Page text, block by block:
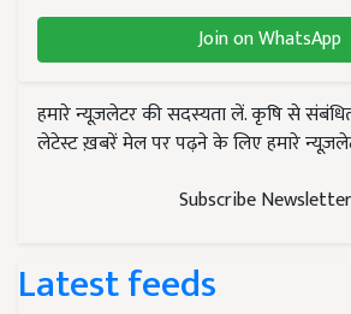
Join on WhatsApp
हमारे न्यूज़लेटर की सदस्यता लें. कृषि से
लेटेस्ट ख़बरें मेल पर पढ़ने के लिए हमारे
Subscribe
Latest feeds